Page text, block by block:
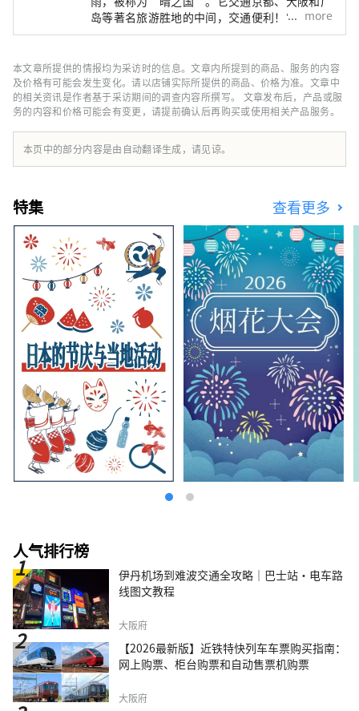
岛等著名旅游胜地的中间，交通便利！它也是经
由濑户通往四国的门户。 冈山县也被称为“水
水果，无论甜度、香气还是风味，都是最高品质
的。 您可以品尝白桃、麝香葡萄、先锋葡萄等
时令水果！ 冈山还拥有世界级的旅游景点，包
括冈山城、日本三大名园之一的冈山后乐园以及
拥有历史、文化和艺术的仓敷美观地区！
more
本文章所提供的情报均为采访时的信息。文章内所提到的商品、服务的内容
及价格有可能会发生变化。请以店铺实际所提供的商品、价格为准。文章中
的相关资讯是作者基于采访期间的调查内容所撰写。 文章发布后，产品或服
务的内容和价格可能会有变更，请提前确认后再购买或使用相关产品服务。
本页中的部分内容是由自动翻译生成，请见谅。
特集 查看更多
人气排行榜
伊丹机场到难波交通全攻略｜巴士站・电车路
线图文教程
大阪府
【2026最新版】近铁特快列车车票购买指南：
网上购票、柜台购票和自动售票机购票
大阪府